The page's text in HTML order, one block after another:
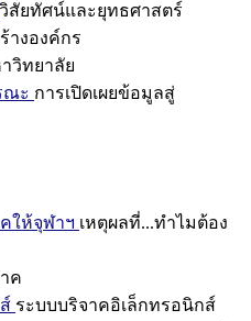
วิสัยทัศน์และยุทธศาสตร์
างองค์กร
วิทยาลัย
ณะ การเปิดเผยข้อมูลสู่
ให้จุฬาฯ เหตุผลที่...ทำไมต้อง
ค
ระบบบริจาคอิเล็กทรอนิกส์